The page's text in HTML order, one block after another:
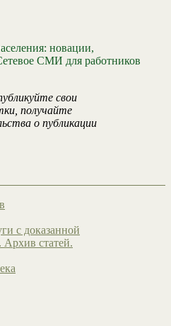
новации,
СМИ для работников
свои
получайте
о публикации
с доказанной
статей.